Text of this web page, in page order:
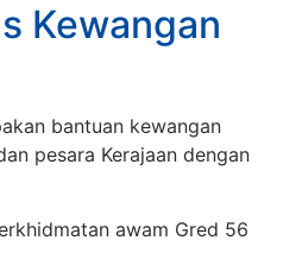
Kewangan
bantuan kewangan
pesara Kerajaan dengan
awam Gred 56